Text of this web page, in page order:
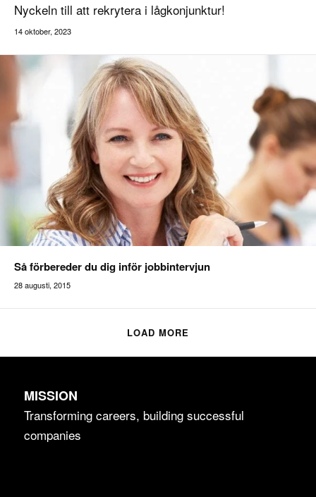
Nyckeln till att rekrytera i lågkonjunktur!
14 oktober, 2023
Så förbereder du dig inför jobbintervjun
28 augusti, 2015
LOAD MORE
MISSION
Transforming careers, building successful
companies